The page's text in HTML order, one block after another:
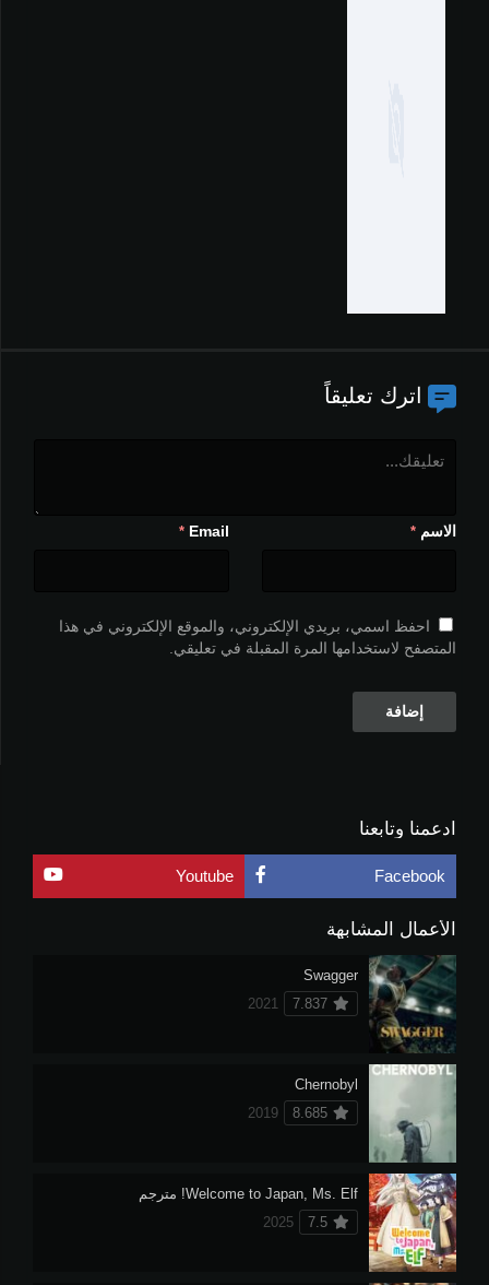
اترك تعليقاً
الاسم *
Email
*
احفظ اسمي، بريدي الإلكتروني، والموقع الإلكتروني في هذا
المتصفح لاستخدامها المرة المقبلة في تعليقي.
ادعمنا وتابعنا
Facebook
Youtube
الأعمال المشابهة
Swagger
7.837
2021
Chernobyl
8.685
2019
Welcome to Japan, Ms. Elf! مترجم
7.5
2025